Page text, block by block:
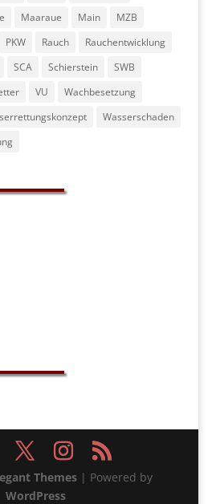
Maaraue Main
MZB
PKW Rauch
Rauchentwicklung
SCA Schierstein
SWB
VU
Wachbesetzung
Wasserschaden
Themes| Powered by
WordPress